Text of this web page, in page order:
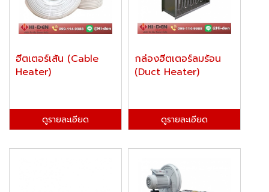
ฮีตเตอร์เส้น (Cable
Heater)
ดูรายละเอียด
กล่องฮีตเตอร์ลมร้อน
(Duct Heater)
ดูรายละเอียด